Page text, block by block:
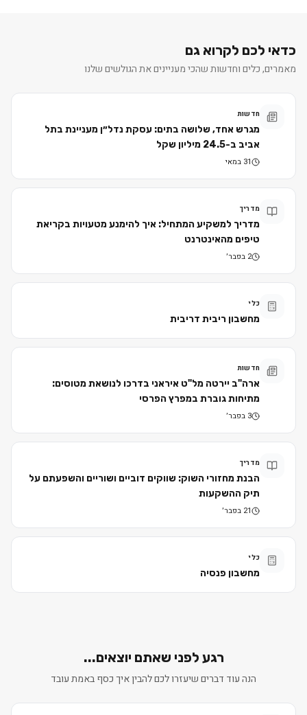
כדאי לכם לקרוא גם
מאמרים, כלים וחדשות שהכי מעניינים את הגולשים שלנו
חדשות
מגרש אחד, שלושה בתים: עסקת נדל״ן מעניינת בתל
אביב ב-24.5 מיליון שקל
31 במאי
מדריך
מדריך למשקיע המתחיל: איך להימנע מטעויות בקריאת
טיפים מהאינטרנט
2 בפבר׳
כלי
מחשבון ריבית דריבית
חדשות
ארה"ב יירטה מל"ט איראני בדרכו לנושאת מטוסים:
מתיחות גוברת במפרץ הפרסי
3 בפבר׳
מדריך
הבנת מחזורי השוק: שווקים דוביים ושוריים והשפעתם על
תיק ההשקעות
21 בפבר׳
כלי
מחשבון פנסיה
רגע לפני שאתם יוצאים...
הנה עוד דברים שיעזרו לכם להבין איך כסף באמת עובד